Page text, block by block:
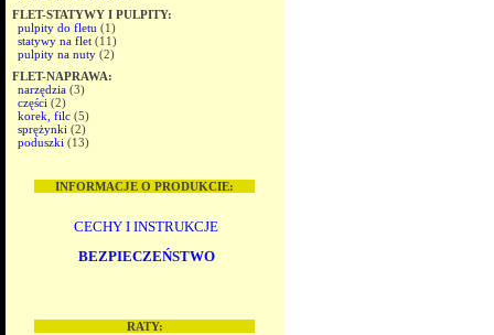
FLET-STATYWY I PULPITY:
pulpity do fletu (1)
statywy na flet (11)
pulpity na nuty (2)
FLET-NAPRAWA:
narzędzia (3)
części (2)
korek, filc (5)
sprężynki (2)
poduszki (13)
INFORMACJE O PRODUKCIE:
CECHY I INSTRUKCJE
BEZPIECZEŃSTWO
RATY: